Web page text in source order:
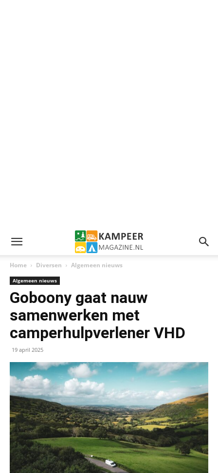
Home Diversen Algemeen nieuws
Algemeen nieuws
Goboony gaat nauw
samenwerken met
camperhulpverlener VHD
19 april 2025